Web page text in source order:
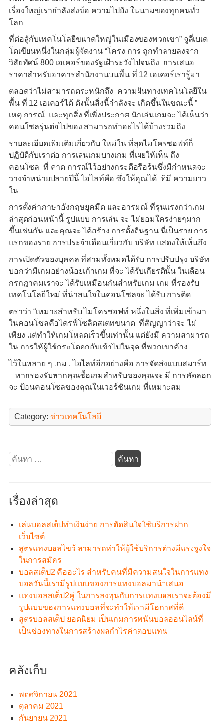
เรื่องใหญ่เรากำลังส่งข้อ ความไปยัง ในนามของทุกคนทั่ว
โลก
ที่ต่อสู้กับเทคโนโลยีขนาดใหญ่ในเมืองของพวกเขา” จูลี่เบเด
โดเขียนหนึ่งในกลุ่มผู้จัดงาน “โครง การ ถูกทำลายลงจาก
วิสัยทัศน์ 800 เอเคอร์ของรัฐเฝ้าระวังไปจนถึง การเสนอ
ราคาสำหรับอาคารสำนักงานบนพื้น ที่ 12 เอเคอร์เรารู้มา
ตลอดว่าไม่สามารถตระหนักถึง ความฝันทางเทคโนโลยีใน
พื้น ที่ 12 เอเคอร์ได้ ดังนั้นสิ่งนี้กำลังจะ เกิดขึ้นในขณะนี้ ”
เหตุ การณ์ และทุกสิ่ง ที่เพิ่งประกาศ นักเล่นเกมจะ ได้เห็นว่า
คอนโซลรุ่นต่อไปของ สามารถทำอะไรได้บ้างรวมถึง
รายละเอียดเพิ่มเติมเกี่ยวกับ ใหม่ใน ที่สุดไมโครซอฟท์ก็
ปฏิบัติกับเราต่อ การเล่นเกมบางเกม ที่เผยให้เห็น ถึง
คอนโซล ที่ คาด การณ์ไว้อย่างกระตือรือร้นซึ่งมีกำหนดจะ
วางจำหน่ายปลายปีนี้ ไฮไลท์คือ ซึ่งให้คุณได้ ที่มี ความยาว
ใน
การตั้งค่าภาษาอังกฤษยุคมืด และอารมณ์ ที่รุนแรงกว่าเกม
ล่าสุดก่อนหน้านี้ รูปแบบ การเล่น จะ ไม่ยอมใครง่ายๆมาก
ขึ้นเช่นกัน และคุณจะ ได้สร้าง การตั้งถิ่นฐาน นี่เป็นราย การ
แรกของราย การประจำเดือนเกี่ยวกับ บริษัท แสดงให้เห็นถึง
การเปิดตัวของบุคคล ที่สามทั้งหมดได้รับ การปรับปรุง บริษัท
บอกว่ามีเกมอย่างน้อยเก้าเกม ที่จะ ได้รับเกียรตินั้น ในเดือน
กรกฎาคมเราจะ ได้รับเหมือนกันสำหรับเกม เกม ที่รองรับ
เทคโนโลยีใหม่ ที่น่าสนใจในคอนโซลจะ ได้รับ การติด
ตราว่า “เหมาะสำหรับ ไมโครซอฟท์ หนึ่งในสิ่ง ที่เพิ่มเข้ามา
ในคอนโซลคือไดรฟ์โซลิดสเตทขนาด ที่สัญญาว่าจะ ไม่
เพียง แต่ทำให้เกมโหลดเร็วขึ้นเท่านั้น แต่ยังมี ความสามารถ
ใน การให้ผู้ใช้กระโดดกลับเข้าไปในจุด ที่พวกเขาค้าง
ไว้ในหลาย ๆ เกม . ไฮไลท์อีกอย่างคือ การจัดส่งแบบสมาร์ท
– หากรองรับหากคุณซื้อเกมสำหรับของคุณจะ มี การคัดลอก
จะ ป้อนคอนโซลของคุณในเวอร์ชันเกม ที่เหมาะสม
Category: ข่าวเทคโนโลยี
ค้นหา
สำหรับ:
เรื่องล่าสุด
เล่นบอลสเต็ปทำเงินง่าย การตัดสินใจใช้บริการฝาก
เว็บไซต์
สูตรแทงบอลไขว้ สามารถทำให้ผู้ใช้บริการต่างมีแรงจูงใจ
ในการสมัคร
บอลสเต็ป2 คืออะไร สำหรับคนที่มีความสนใจในการแทง
บอลวันนี้เรามีรูปแบบของการแทงบอลมานำเสนอ
แทงบอลสเต็ป2คู่ ในการลงทุนกับการแทงบอลเราจะต้องมี
รูปแบบของการแทงบอลที่จะทำให้เรามีโอกาสที่ดี
สูตรบอลสเต็ป ยอดนิยม เป็นเกมการพนันบอลออนไลน์ที่
เป็นช่องทางในการสร้างผลกำไรค่าตอบแทน
คลังเก็บ
พฤศจิกายน 2021
ตุลาคม 2021
กันยายน 2021